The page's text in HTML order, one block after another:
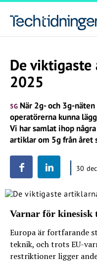
De
2025
5G När 2g- och 3g-
operatörerna kunna
Vi har samlat ihop
artiklar om 5g från året
30
Varnar för kinesisk
Europa är fortfarande
teknik, och trots EU-
restriktioner ligger